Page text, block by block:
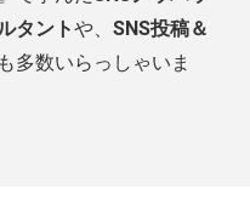
タントや、SNS投稿＆
多数いらっしゃいま